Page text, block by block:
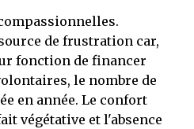
de frustration car,
fonction de financer
le nombre de
en année. Le confort
végétative et l'absence